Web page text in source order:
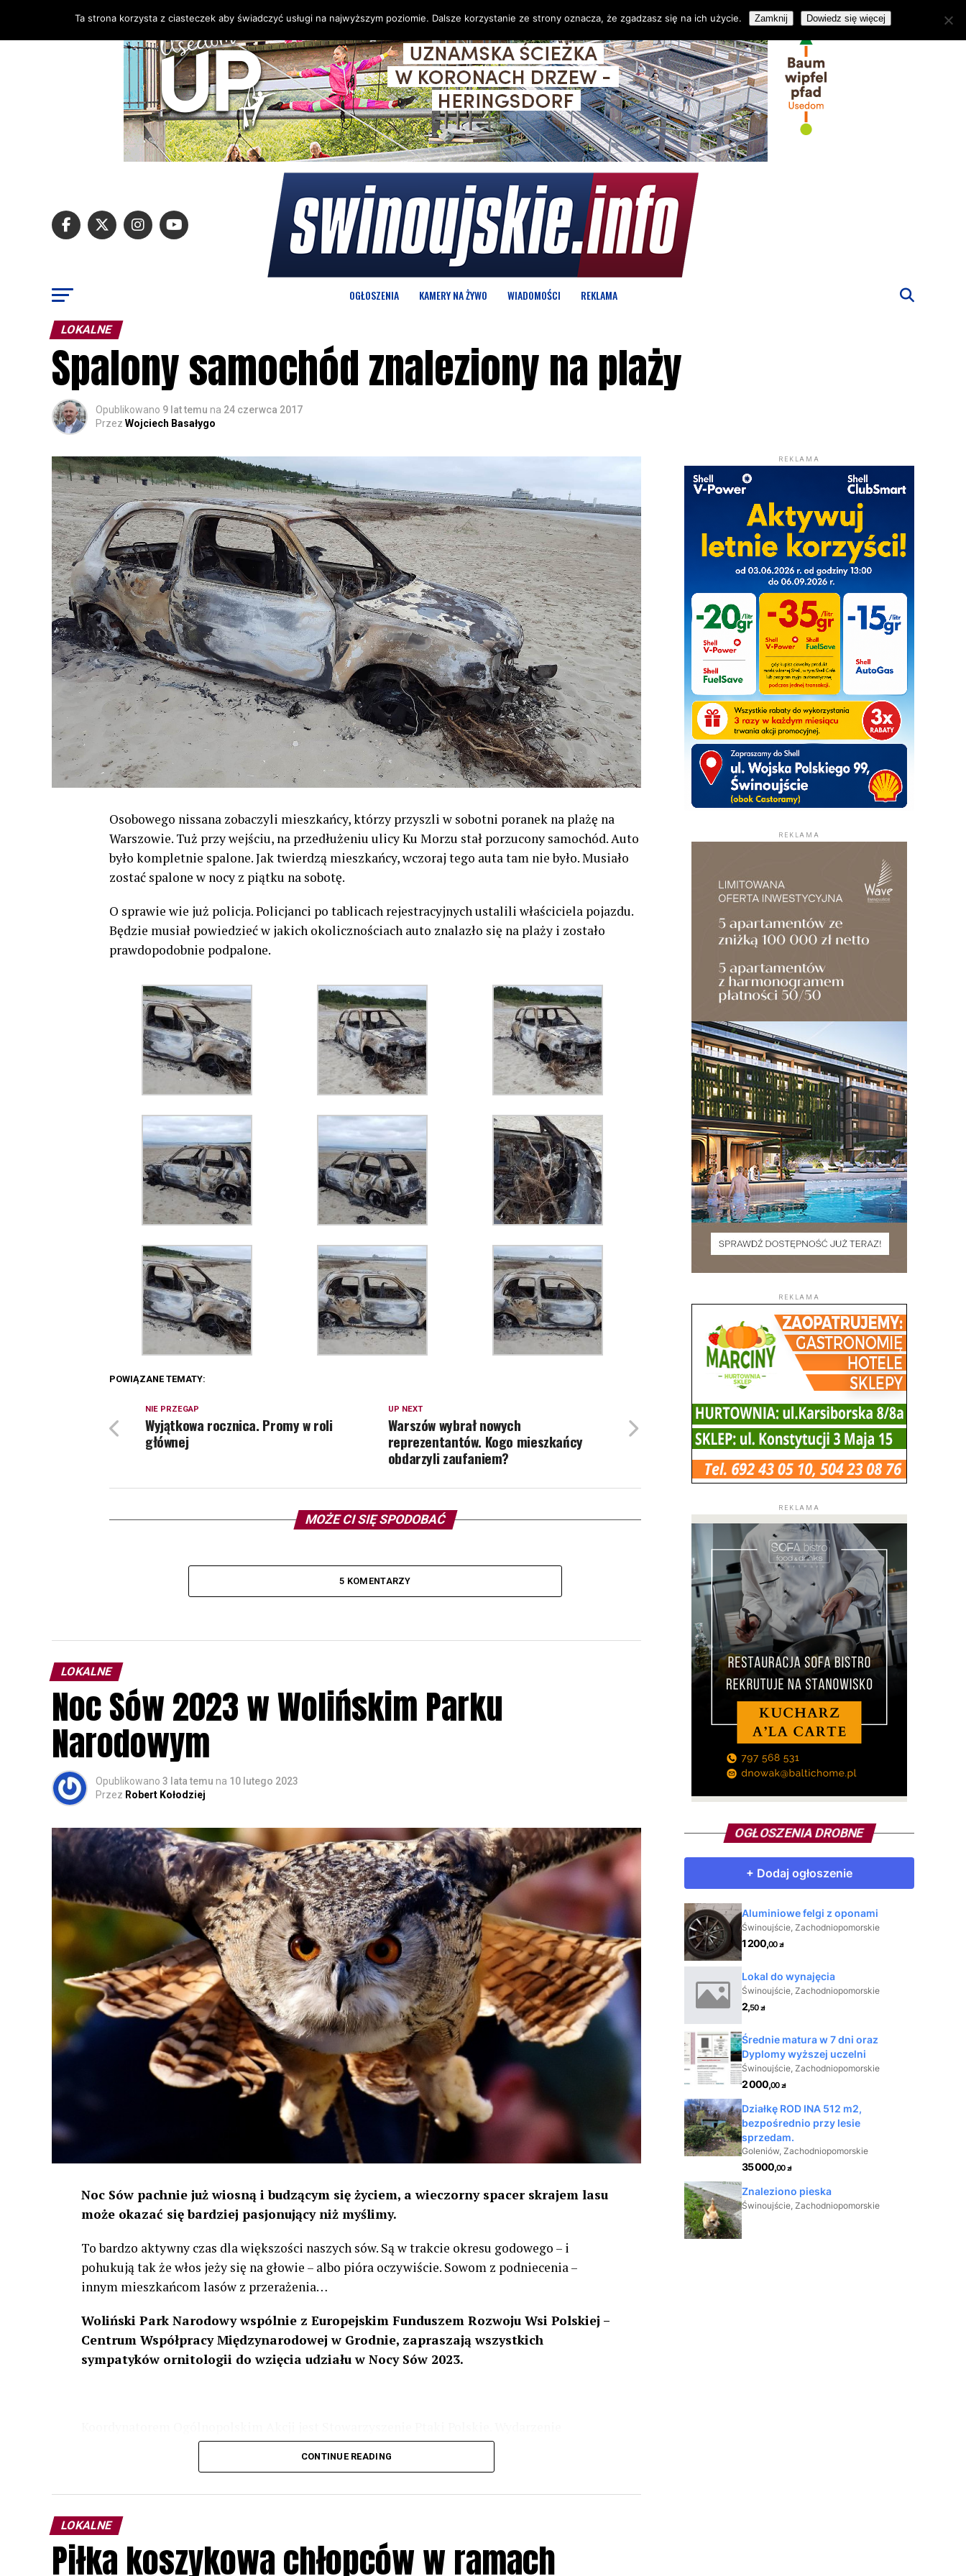
OGŁOSZENIA KAMERY NA ŻYWO WIADOMOŚCI REKLAMA
LOKALNE
Spalony samochód znaleziony na plaży
Opublikowano 9 lat temu na 24 czerwca 2017
Przez Wojciech Basałygo
Osobowego nissana zobaczyli mieszkańcy, którzy przyszli w sobotni poranek na plażę na
Warszowie. Tuż przy wejściu, na przedłużeniu ulicy Ku Morzu stał porzucony samochód. Auto
było kompletnie spalone. Jak twierdzą mieszkańcy, wczoraj tego auta tam nie było. Musiało
zostać spalone w nocy z piątku na sobotę.
O sprawie wie już policja. Policjanci po tablicach rejestracyjnych ustalili właściciela pojazdu.
Będzie musiał powiedzieć w jakich okolicznościach auto znalazło się na plaży i zostało
prawdopodobnie podpalone.
POWIĄZANE TEMATY:
UP NEXT
Warszów wybrał nowych
reprezentantów. Kogo mieszkańcy
obdarzyli zaufaniem?
NIE PRZEGAP
Wyjątkowa rocznica. Promy w roli
głównej
MOŻE CI SIĘ SPODOBAĆ
5 KOMENTARZY
LOKALNE
Noc Sów 2023 w Wolińskim Parku
Narodowym
Opublikowano 3 lata temu na 10 lutego 2023
Przez Robert Kołodziej
Noc Sów pachnie już wiosną i budzącym się życiem, a wieczorny spacer skrajem lasu
może okazać się bardziej pasjonujący niż myślimy.
To bardzo aktywny czas dla większości naszych sów. Są w trakcie okresu godowego – i
pohukują tak że włos jeży się na głowie – albo pióra oczywiście. Sowom z podniecenia –
innym mieszkańcom lasów z przerażenia…
Woliński Park Narodowy wspólnie z Europejskim Funduszem Rozwoju Wsi Polskiej –
Centrum Współpracy Międzynarodowej w Grodnie, zapraszają wszystkich
sympatyków ornitologii do wzięcia udziału w Nocy Sów 2023.
odbędzie się w dniach24 i 25 lutego 2023 r. wg harmonogramu przedstawionego na
Wszystkich uczestników zapraszamy do udziału w Akcji, włączenia się w aktywne
rozpoznawanie głosów sów i wymianę doświadczeń przy grillu.Na wydarzenie obowiązują
CONTINUE READING
LOKALNE
Piłka koszykowa chłopców w ramach
REKLAMA
REKLAMA
REKLAMA
REKLAMA
OGŁOSZENIA DROBNE
Ta strona korzysta z ciasteczek aby świadczyć usługi na najwyższym poziomie. Dalsze korzystanie ze strony oznacza, że zgadzasz się na ich użycie. Zamknij Dowiedz się więcej